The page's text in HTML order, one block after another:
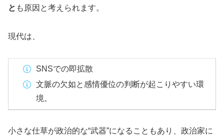
と も原因と考えられます。
現代は、
SNSでの即拡散
文脈の欠如と感情優位の判断が起こりやすい環
境。
小さな仕草が政治的な“武器”になることもあり、政治家に